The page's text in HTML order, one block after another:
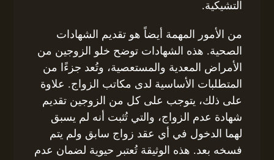
التشيكية.
من الأمور المهمة أيضاً هو تقديم الشهادات
الصحية. هذه الشهادات توضح خلو الزوجين من
الأمراض المعدية والمستعصية، وتُعد جزءًا من
المتطلبات الأساسية لدى مكاتب الزواج. علاوة
على ذلك، يتوجب على كل من الزوجين تقديم
شهادة عدم الزواج، والتي تُثبت أنه لم يسبق
لهما الدخول في أي عقد زواج سابق ولم يتم
فسخه بعد. هذه الوثيقة تُعتبر حيوية لضمان عدم